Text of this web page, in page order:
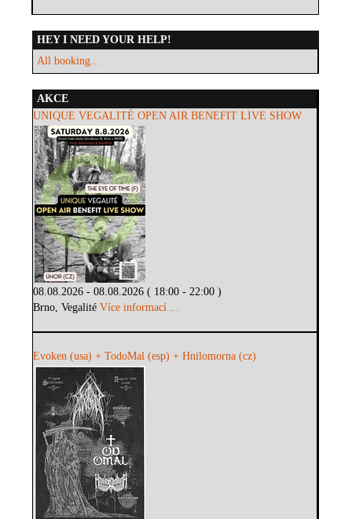
HEY I NEED YOUR HELP!
All booking...
AKCE
UNIQUE VEGALITÉ OPEN AIR BENEFIT LIVE SHOW
08.08.2026 - 08.08.2026 ( 18:00 - 22:00 )
Brno, VegalitéVíce informací ...
Evoken (usa) + TodoMal (esp) + Hnilomorna (cz)